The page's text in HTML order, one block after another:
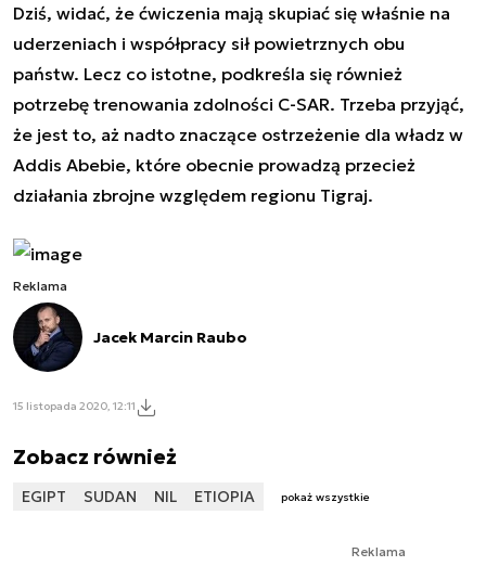
Dziś, widać, że ćwiczenia mają skupiać się właśnie na
uderzeniach i współpracy sił powietrznych obu
państw. Lecz co istotne, podkreśla się również
potrzebę trenowania zdolności C-SAR. Trzeba przyjąć,
że jest to, aż nadto znaczące ostrzeżenie dla władz w
Addis Abebie, które obecnie prowadzą przecież
działania zbrojne względem regionu Tigraj.
Reklama
Jacek Marcin Raubo
15 listopada 2020, 12:11
Zobacz również
EGIPT SUDAN NIL ETIOPIA pokaż wszystkie
Reklama